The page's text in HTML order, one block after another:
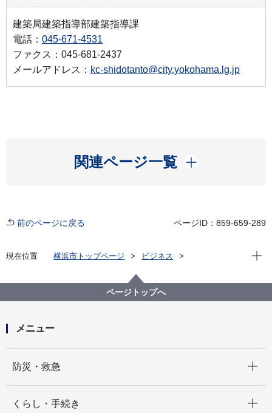
建築局建築指導部建築指導課
電話： 045-671-4531
ファクス：045-681-2437
メールアドレス： kc-shidotanto@city.yokohama.lg.jp
関連ページ一覧
開く
前のページに戻る ページID：859-659-289
現在位置 横浜市トップページ
ビジネス
建築関連手続・法令・許認可
建築確認申請・検査手続き
建築物の着工前・中間検査・完了検査の手続きについ
現在
ページトップへ
メニュー
防災・救急
くらし・手続き